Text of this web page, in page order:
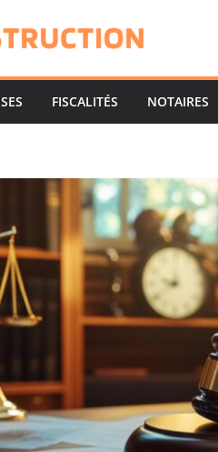
FISCALITÉS NOTAIRES